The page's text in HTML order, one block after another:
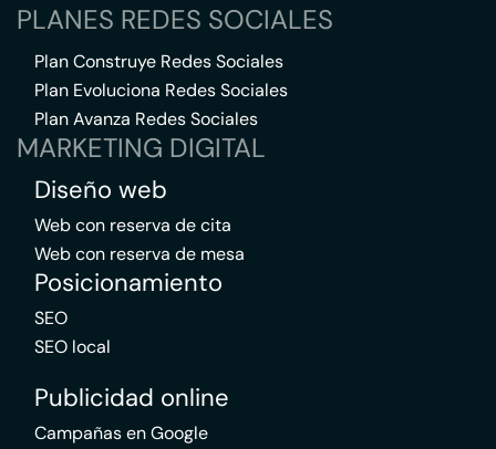
PLANES REDES SOCIALES
Plan Construye Redes Sociales
Plan Evoluciona Redes Sociales
Plan Avanza Redes Sociales
MARKETING DIGITAL
Diseño web
Web con reserva de cita
Web con reserva de mesa
Posicionamiento
SEO
SEO local
Publicidad online
Campañas en Google